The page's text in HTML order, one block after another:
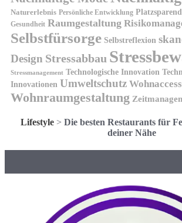
Naturerlebnis Persönliche Entwicklung
Gesundheit Raumgestaltung
Selbstfürsorge Selbstreflexion
Design Stressabbau
Stressmanagement Technologische Innovation
Innovationen Umweltschutz
Wohnraumgestaltung
Lifestyle > Die besten Restaurants für
deiner Nähe